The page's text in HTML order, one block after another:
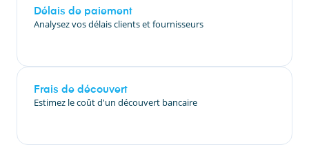
Délais de paiement
Analysez vos délais clients et fournisseurs
Frais de découvert
Estimez le coût d'un découvert bancaire